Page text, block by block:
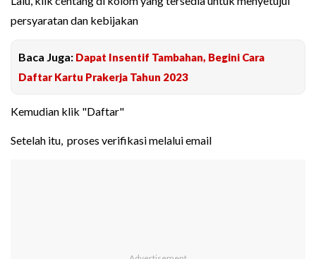
persyaratan dan kebijakan
Baca Juga: Dapat Insentif Tambahan, Begini Cara
Daftar Kartu Prakerja Tahun 2023
Kemudian klik "Daftar"
Setelah itu, proses verifikasi melalui email